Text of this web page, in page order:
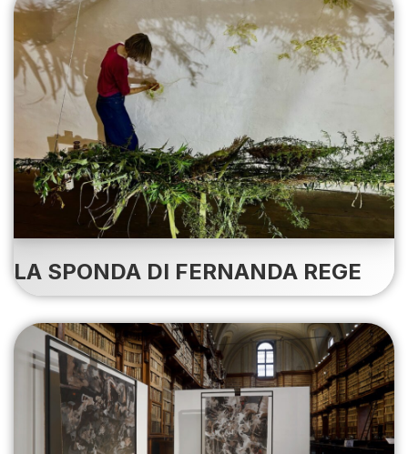
LA SPONDA DI FERNANDA REGE